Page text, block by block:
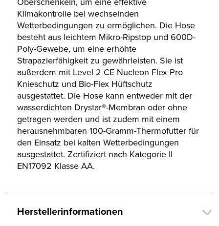
Klimakontrolle bei wechselnden
Wetterbedingungen zu ermöglichen. Die Hose
besteht aus leichtem Mikro-Ripstop und 600D-
Poly-Gewebe, um eine erhöhte
Strapazierfähigkeit zu gewährleisten. Sie ist
außerdem mit Level 2 CE Nucleon Flex Pro
Knieschutz und Bio-Flex Hüftschutz
ausgestattet. Die Hose kann entweder mit der
wasserdichten Drystar®-Membran oder ohne
getragen werden und ist zudem mit einem
herausnehmbaren 100-Gramm-Thermofutter für
den Einsatz bei kalten Wetterbedingungen
ausgestattet. Zertifiziert nach Kategorie II
EN17092 Klasse AA.
Herstellerinformationen